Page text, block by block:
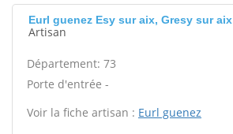
Eurl guenez Esy sur aix, Gresy sur aix
Artisan
Département: 73
Porte d'entrée -
Voir la fiche artisan : Eurl guenez